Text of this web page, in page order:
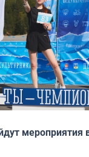
мероприятия